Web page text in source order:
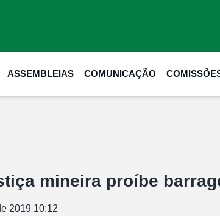
ASSEMBLEIAS COMUNICAÇÃO
mineira proíbe
2019 10:12